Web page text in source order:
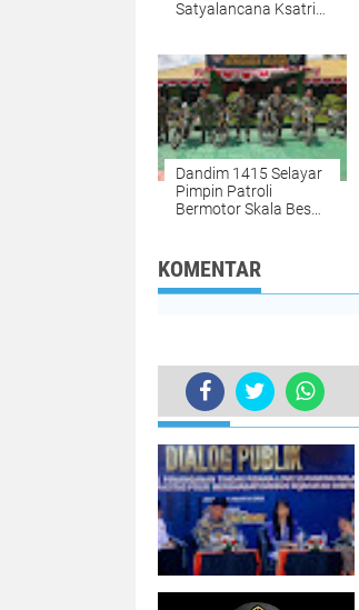
Satyalancana Ksatria
Dandim 1415 Selayar
Pimpin Patroli
Bermotor Skala Besar,
KOMENTAR
TERKINI